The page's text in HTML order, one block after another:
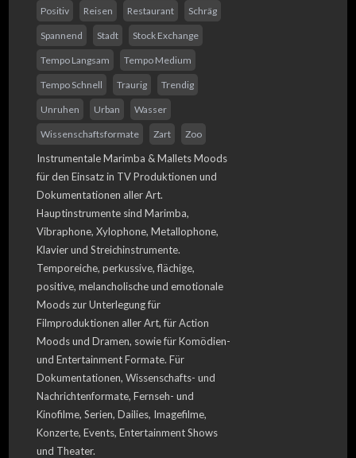
Positiv Reisen Restaurant Schräg
Spannend Stadt Stock Exchange
Tempo Langsam Tempo Medium
Tempo Schnell Traurig Trendig
Unruhen Urban Wasser
Wissenschaftsformate Zart Zoo
Instrumentale Marimba & Mallets Moods
für den Einsatz in TV Produktionen und
Dokumentationen aller Art.
Hauptinstrumente sind Marimba,
Vibraphone, Xylophone, Metallophone,
Klavier und Streichinstrumente.
Temporeiche, perkussive, flächige,
positive, melancholische und emotionale
Moods zur Unterlegung für
Filmproduktionen aller Art, für Action
Moods und Dramen, sowie für Komödien-
und Entertainment Formate. Für
Dokumentationen, Wissenschafts- und
Nachrichtenformate, Fernseh- und
Kinofilme, Serien, Dailies, Imagefilme,
Konzerte, Events, Entertainment Shows
und Theater.